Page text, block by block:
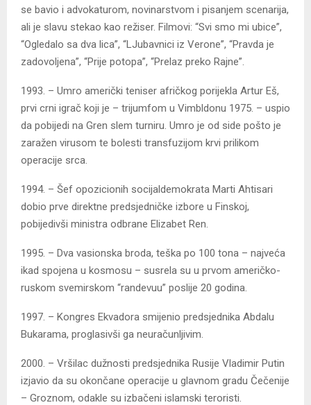
se bavio i advokaturom, novinarstvom i pisanjem scenarija,
ali je slavu stekao kao režiser. Filmovi: “Svi smo mi ubice”,
“Ogledalo sa dva lica”, “LJubavnici iz Verone”, “Pravda je
zadovoljena”, “Prije potopa”, “Prelaz preko Rajne”.
1993. – Umro američki teniser afričkog porijekla Artur Eš,
prvi crni igrač koji je – trijumfom u Vimbldonu 1975. – uspio
da pobijedi na Gren slem turniru. Umro je od side pošto je
zaražen virusom te bolesti transfuzijom krvi prilikom
operacije srca.
1994. – Šef opozicionih socijaldemokrata Marti Ahtisari
dobio prve direktne predsjedničke izbore u Finskoj,
pobijedivši ministra odbrane Elizabet Ren.
1995. – Dva vasionska broda, teška po 100 tona – najveća
ikad spojena u kosmosu – susrela su u prvom američko-
ruskom svemirskom “randevuu” poslije 20 godina.
1997. – Kongres Ekvadora smijenio predsjednika Abdalu
Bukarama, proglasivši ga neuračunljivim.
2000. – Vršilac dužnosti predsjednika Rusije Vladimir Putin
izjavio da su okončane operacije u glavnom gradu Čečenije
– Groznom, odakle su izbačeni islamski teroristi.